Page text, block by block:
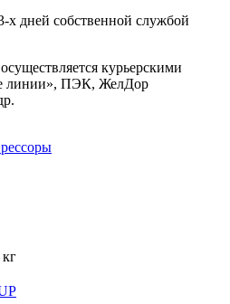
х дней собственной службой
осуществляется курьерскими
линии», ПЭК, ЖелДор